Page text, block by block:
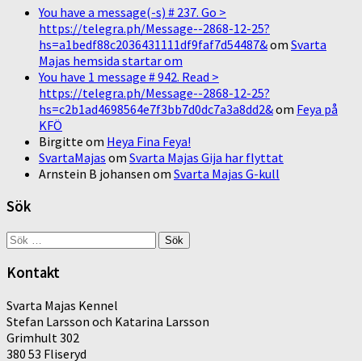
You have a message(-s) # 237. Go >
https://telegra.ph/Message--2868-12-25?
hs=a1bedf88c2036431111df9faf7d54487&om Svarta
Majas hemsida startar om
You have 1 message # 942. Read >
https://telegra.ph/Message--2868-12-25?
hs=c2b1ad4698564e7f3bb7d0dc7a3a8dd2&om Feya på
KFÖ
Birgitte om Heya Fina Feya!
SvartaMajas om Svarta Majas Gija har flyttat
Arnstein B johansen om Svarta Majas G-kull
Sök
Sök
efter:
Kontakt
Svarta Majas Kennel
Stefan Larsson och Katarina Larsson
Grimhult 302
380 53 Fliseryd